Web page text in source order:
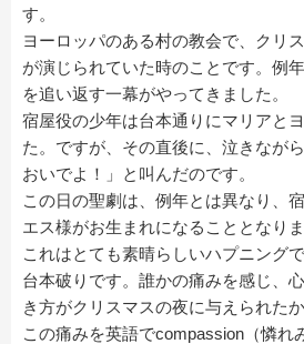
す。
ヨーロッパのある村の教会で、クリ
が演じられていた時のことです。例
を追い返す一幕がやってきました。
宿屋役の少年は台本通りにマリアと
た。ですが、その直後に、泣きなが
おいでよ！」と叫んだのです。
この日の聖劇は、例年とは異なり、
エス様がお生まれになることとなりま
これはとても素晴らしいハプニング
台本破りです。誰かの痛みを感じ、
き方がクリスマスの夜に与えられたか
この痛みを英語でcompassion（憐れ